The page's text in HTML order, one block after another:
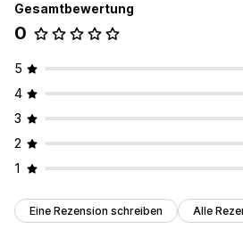
Gesamtbewertung
0
5
4
3
2
1
Eine Rezension schreiben Alle